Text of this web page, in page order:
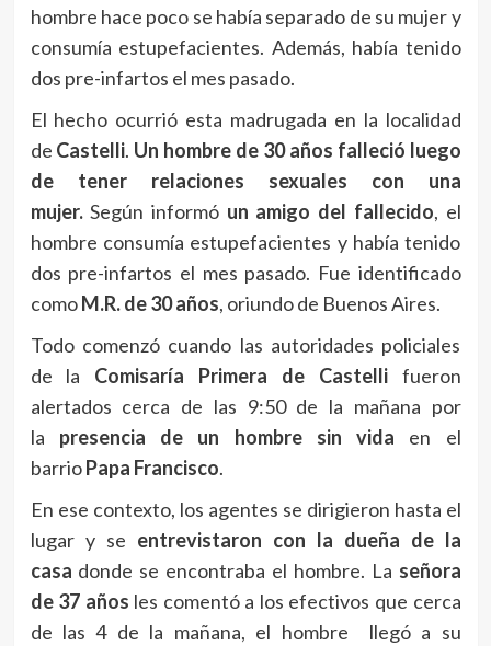
hombre hace poco se había separado de su mujer y
consumía estupefacientes. Además, había tenido
dos pre-infartos el mes pasado.
El hecho ocurrió esta madrugada en la localidad
de Castelli. Un hombre de 30 años falleció luego
de tener relaciones sexuales con una
mujer.Según informó un amigo del fallecido, el
hombre consumía estupefacientes y había tenido
dos pre-infartos el mes pasado. Fue identificado
comoM.R. de 30 años, oriundo de Buenos Aires.
Todo comenzó cuando las autoridades policiales
de la Comisaría Primera de Castellifueron
alertados cerca de las 9:50 de la mañana por
la presencia de un hombre sin vida en el
barrioPapa Francisco.
En ese contexto, los agentes se dirigieron hasta el
lugar y se entrevistaron con la dueña de la
casa donde se encontraba el hombre. La señora
de 37 años les comentó a los efectivos que cerca
de las 4 de la mañana, el hombre llegó a su